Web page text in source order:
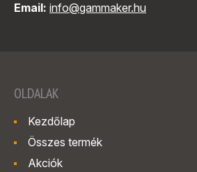
Email: info@gammaker.hu
OLDALAK
Kezdőlap
Összes termék
Akciók